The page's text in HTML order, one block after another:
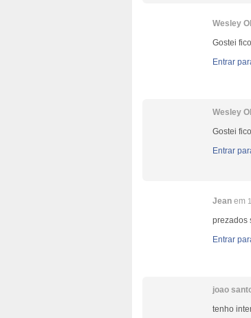
Wesley
Gostei
Entrar
Wesley
Gostei
Entrar
Jean em
prezados
Entrar
joao
tenho